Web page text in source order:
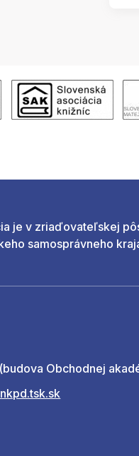
je v zriaďovateľskej
samosprávneho
Obchodnej